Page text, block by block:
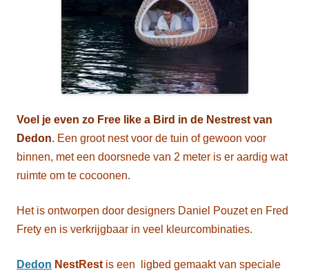
Voel je even zo Free like a Bird in de Nestrest van
Dedon. Een groot nest voor de tuin of gewoon voor
binnen, met een doorsnede van 2 meter is er aardig wat
ruimte om te cocoonen.
Het is ontworpen door designers Daniel Pouzet en Fred
Frety en is verkrijgbaar in veel kleurcombinaties.
Dedon NestRest is een ligbed gemaakt van speciale